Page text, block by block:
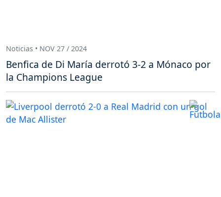
Noticias • NOV 27 / 2024
Benfica de Di María derrotó 3-2 a Mónaco por
la Champions League